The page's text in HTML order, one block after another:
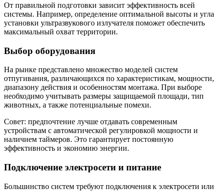
От правильной подготовки зависит эффективность всей
системы. Например, определение оптимальной высоты и угла
установки ультразвукового излучателя поможет обеспечить
максимальный охват территории.
Выбор оборудования
На рынке представлено множество моделей систем
отпугивания, различающихся по характеристикам, мощности,
диапазону действия и особенностям монтажа. При выборе
необходимо учитывать размеры защищаемой площади, тип
животных, а также потенциальные помехи.
Совет: предпочтение лучше отдавать современным
устройствам с автоматической регулировкой мощности и
наличием таймеров. Это гарантирует постоянную
эффективность и экономию энергии.
Подключение электросети и питание
Большинство систем требуют подключения к электросети или